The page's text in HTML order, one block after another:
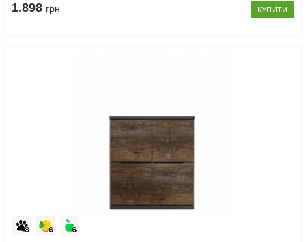
1.898 грн КУПИТИ